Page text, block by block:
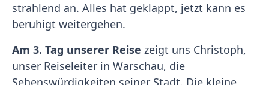
strahlend an. Alles hat geklappt, jetzt kann es
beruhigt weitergehen.
Am 3. Tag unserer Reise zeigt uns Christoph,
unser Reiseleiter in Warschau, die
Sehenswürdigkeiten seiner Stadt. Die kleine